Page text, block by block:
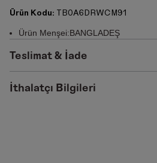
Ürün Kodu: TB0A6DRWCM91
Ürün Menşei:BANGLADEŞ
Teslimat & İade
İthalatçı Bilgileri